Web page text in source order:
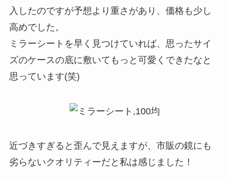
入したのですが予想より重さがあり、価格も少し
高めでした。
ミラーシートを早く見つけていれば、思ったサイ
ズのケースの底に敷いてもっと可愛くできたなと
思っています(笑)
近づきすぎると歪んで見えますが、市販の鏡にも
劣らないクオリティーだと私は感じました！